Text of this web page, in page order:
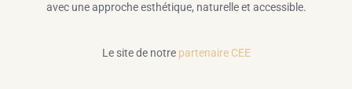
avec une approche esthétique, naturelle et accessible.
Le site de notre partenaire CEE